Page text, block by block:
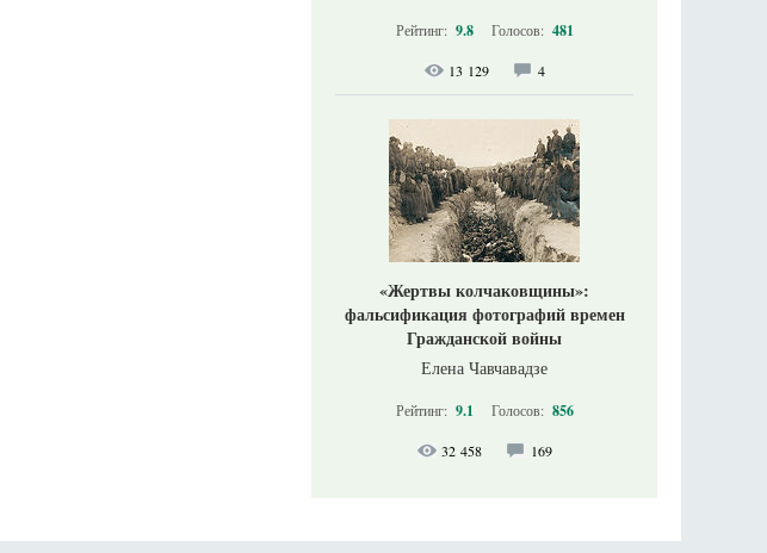
Рейтинг: 9.8 Голосов: 481
13 129 4
«Жертвы колчаковщины»:
фальсификация фотографий времен
Гражданской войны
Елена Чавчавадзе
Рейтинг: 9.1 Голосов: 856
32 458 169